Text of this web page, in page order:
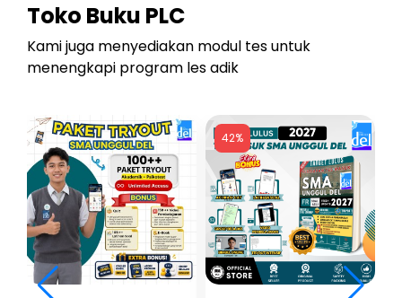
Toko Buku PLC
Kami juga menyediakan modul tes untuk
menengkapi program les adik
42%